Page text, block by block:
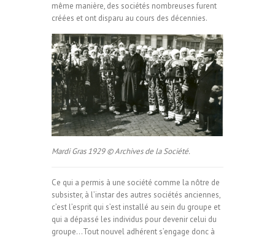
même manière, des sociétés nombreuses furent
créées et ont disparu au cours des décennies.
Mardi Gras 1929 © Archives de la Société.
Ce qui a permis à une société comme la nôtre de
subsister, à l’instar des autres sociétés anciennes,
c’est l’esprit qui s’est installé au sein du groupe et
qui a dépassé les individus pour devenir celui du
groupe…Tout nouvel adhérent s’engage donc à